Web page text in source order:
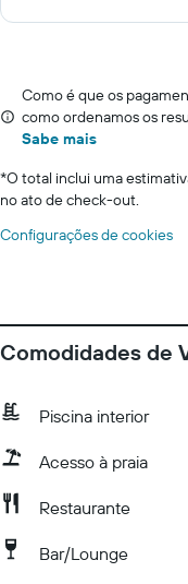
Como é que os
como ordenamos os
Sabe mais
*O total inclui uma
no ato de check-out.
Configurações de cookies
Comodidades de
Piscina interior
Acesso à praia
Restaurante
Bar/Lounge